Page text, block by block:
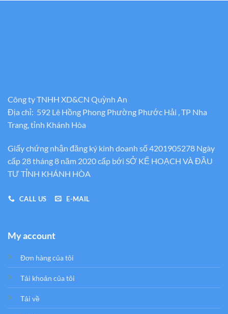
Công ty TNHH XD&CN Quỳnh An
Địa chỉ: 592 Lê Hồng Phong Phường Phước Hải , TP Nha
Trang, tỉnh Khánh Hòa
Giấy chứng nhận đăng ký kinh doanh số 4201905278 Ngày
cấp 28 tháng 8 năm 2020 cấp bới SỞ KẾ HOẠCH VÀ ĐẦU
TƯ TỈNH KHÁNH HÒA
CALL US E-MAIL
My account
Đơn hàng của tôi
Tải khoản của tôi
Tải về